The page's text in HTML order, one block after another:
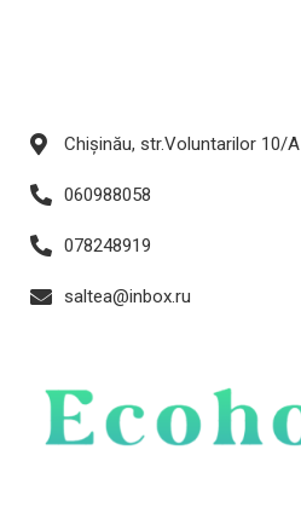
Chișinău, str.Voluntarilor 10/A
060988058
078248919
saltea@inbox.ru